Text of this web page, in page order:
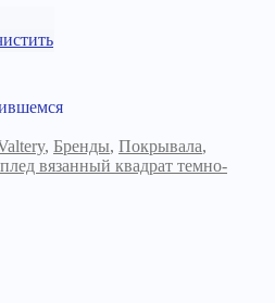
, Бренды, Покрывала,
плед вязанный квадрат темно-